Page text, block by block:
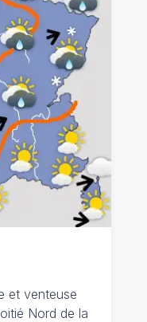
et venteuse
Nord de la